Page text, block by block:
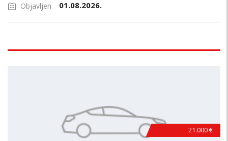
Objavljen 01.08.2026.
21.000 €